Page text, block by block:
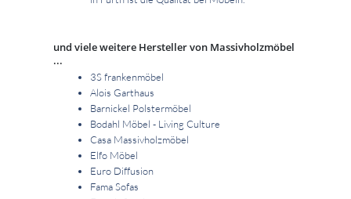
und viele weitere Hersteller von Massivholzmöbel
...
3S frankenmöbel
Alois Garthaus
Barnickel Polstermöbel
Bodahl Möbel - Living Culture
Casa Massivholzmöbel
Elfo Möbel
Euro Diffusion
Fama Sofas